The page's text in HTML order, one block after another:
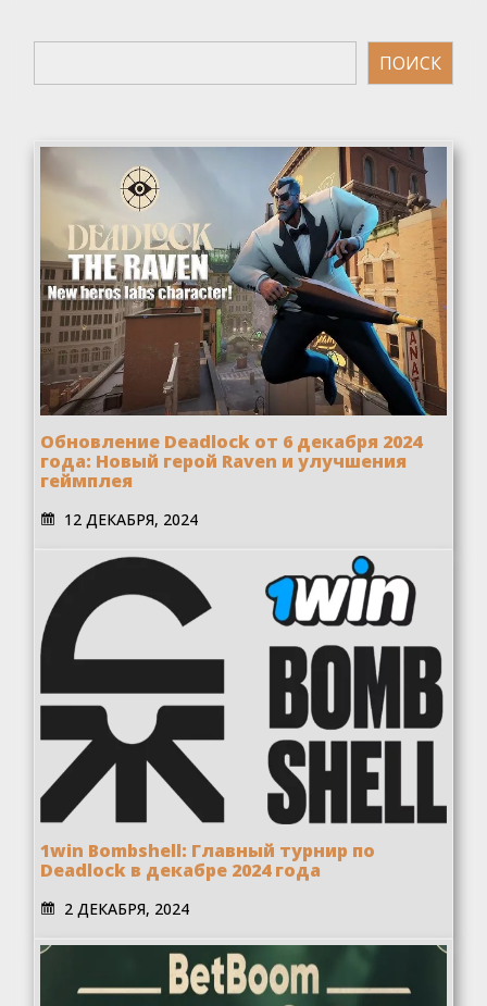
Поиск
ПОИСК
Обновление Deadlock от 6 декабря 2024
года: Новый герой Raven и улучшения
геймплея
12 ДЕКАБРЯ, 2024
1win Bombshell: Главный турнир по
Deadlock в декабре 2024 года
2 ДЕКАБРЯ, 2024